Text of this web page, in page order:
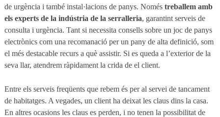
de urgència i també instal·lacions de panys. Només treballem amb
els experts de la indústria de la serralleria, garantint serveis de
consulta i urgència. Tant si necessita consells sobre un joc de panys
electrònics com una recomanació per un pany de alta definició, som
el més destacable recurs a què assistir. Si es queda a l’exterior de la
seva llar, atendrem ràpidament la crida de el client.
Entre els serveis freqüents que rebem és per al servei de tancament
de habitatges. A vegades, un client ha deixat les claus dins la casa.
En altres ocasions les claus es perden, i no tenen la possibilitat de